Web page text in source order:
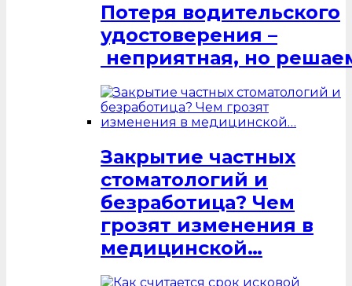
Потеря водительского
удостоверения –
неприятная, но
Закрытие частных
стоматологий и
безработица? Чем
грозят изменения в
медицинской…